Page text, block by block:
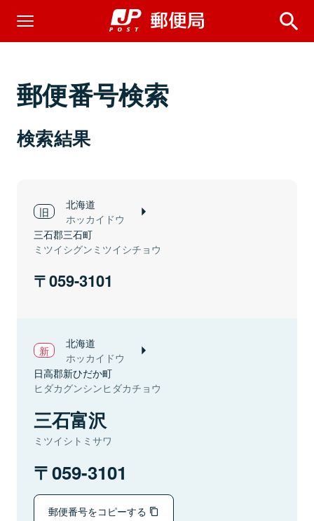
郵便番号検索
検索結果
北海道
ホッカイドウ
三石郡三石町
ミツイシグンミツイシチョウ
059-3101
北海道
ホッカイドウ
日高郡新ひだか町
ヒダカグンシンヒダカチョウ
三石富沢
ミツイシトミサワ
059-3101
郵便番号をコピーする